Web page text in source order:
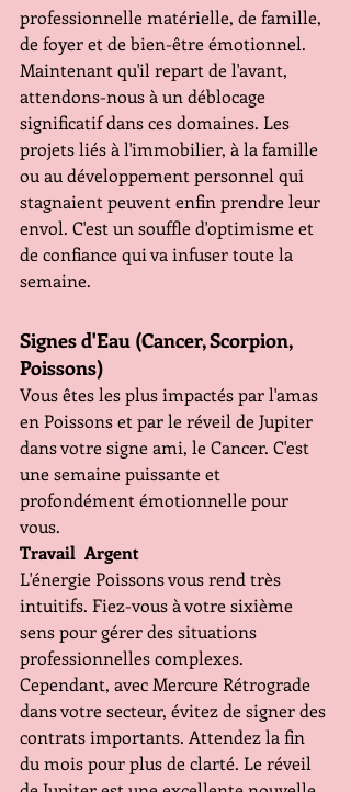
professionnelle matérielle, de famille,
de foyer et de bien-être émotionnel.
Maintenant qu'il repart de l'avant,
attendons-nous à un déblocage
significatif dans ces domaines. Les
projets liés à l'immobilier, à la famille
ou au développement personnel qui
stagnaient peuvent enfin prendre leur
envol. C'est un souffle d'optimisme et
de confiance qui va infuser toute la
semaine.
Signes d'Eau (Cancer, Scorpion,
Poissons)
Vous êtes les plus impactés par l'amas
en Poissons et par le réveil de Jupiter
dans votre signe ami, le Cancer. C'est
une semaine puissante et
profondément émotionnelle pour
vous.
Travail  Argent
L'énergie Poissons vous rend très
intuitifs. Fiez-vous à votre sixième
sens pour gérer des situations
professionnelles complexes.
Cependant, avec Mercure Rétrograde
dans votre secteur, évitez de signer des
contrats importants. Attendez la fin
du mois pour plus de clarté. Le réveil